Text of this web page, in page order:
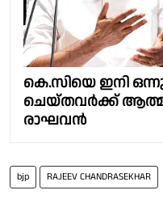
കെ.സിയെ ഇനി
ചെയ്തവർക്ക്
രാഘവൻ
bjp RAJEEV CHANDRASEKHAR